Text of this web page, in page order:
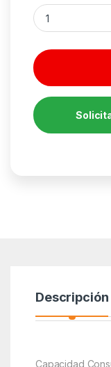
Cartucho de
Descripción
Capacidad